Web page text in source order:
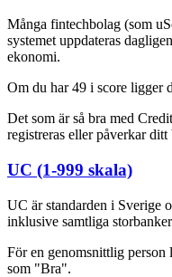
Många fintechbolag (som
systemet uppdateras
ekonomi.
Om du har 49 i score ligger
Det som är så bra med
registreras eller påverkar ditt
UC (1-999 skala)
UC är standarden i Sverige
inklusive samtliga
För en genomsnittlig
som "Bra".